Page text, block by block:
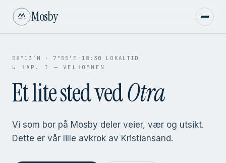
Mosby
MOSBY FRA JONSBERGTOPPEN
VINTER 2023
58°13′N · 7°55′E · 18 : 30
LOKALTID
↳ KAP. I — VELKOMMEN
Et lite sted vedOtra
Vi som bor på Mosby deler veier, vær og utsikt.
Dette er vår lille avkrok av Kristiansand.